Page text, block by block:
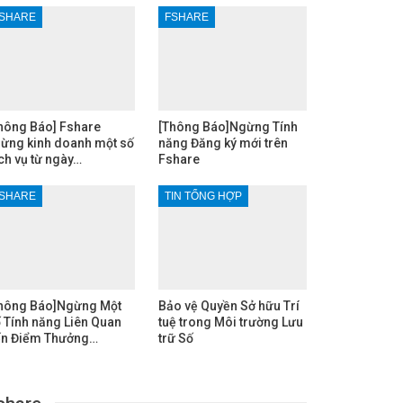
Báo] Fshare
kinh doanh một số
vụ từ ngày…
FSHARE
[Thông Báo]Ngừng Tính
năng Đăng ký mới trên
Fshare
Báo]Ngừng Một
Tính năng Liên Quan
Điểm Thưởng…
TIN TỔNG HỢP
Bảo vệ Quyền Sở hữu Trí
tuệ trong Môi trường Lưu
trữ Số